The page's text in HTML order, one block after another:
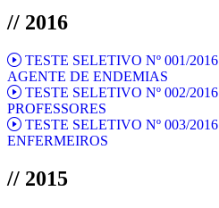
// 2016
TESTE SELETIVO Nº 001/2016
AGENTE DE ENDEMIAS
TESTE SELETIVO Nº 002/2016
PROFESSORES
TESTE SELETIVO Nº 003/2016
ENFERMEIROS
// 2015